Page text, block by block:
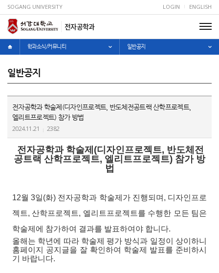
SOGANG UNIVERSITY LOGIN ENGLISH
전자공학과
학과소식/커뮤니티 일반공지
일반공지
전자공학과 학술제(디자인프로젝트, 반도체전공트랙 산학프로젝트,
엘리트프로젝트) 참가 방법
2024.11.21 2382
전자공학과 학술제(디자인프로젝트, 반도체전
공트랙 산학프로젝트, 엘리트프로젝트) 참가 방
법
12월 3일(화) 전자공학과 학술제가 진행되며, 디자인프로
젝트, 산학프로젝트, 엘리트프로젝트를 수행한 모든 팀은
학술제에 참가하여 결과를 발표하여야 합니다.
올해는 학년에 따라 학술제 평가 방식과 일정이 상이하니
홈페이지 공지글을 잘 확인하여 학술제 발표를 준비하시
기 바랍니다.